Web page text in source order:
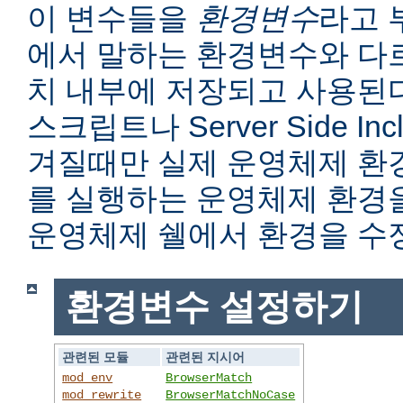
이 변수들을 환경변수라고
에서 말하는 환경변수와 다
치 내부에 저장되고 사용된
스크립트나 Server Side
겨질때만 실제 운영체제 환
를 실행하는 운영체제 환경
운영체제 쉘에서 환경을 수
환경변수 설정하기
관련된 모듈
관련된 지시어
mod_env
mod_rewrite
BrowserMatch
BrowserMatchNoCase